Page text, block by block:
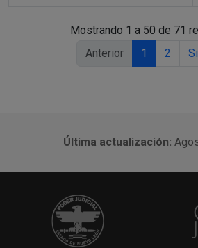
Mostrando 1 a 50 de 71
Anterior
1 2
Última actualización: